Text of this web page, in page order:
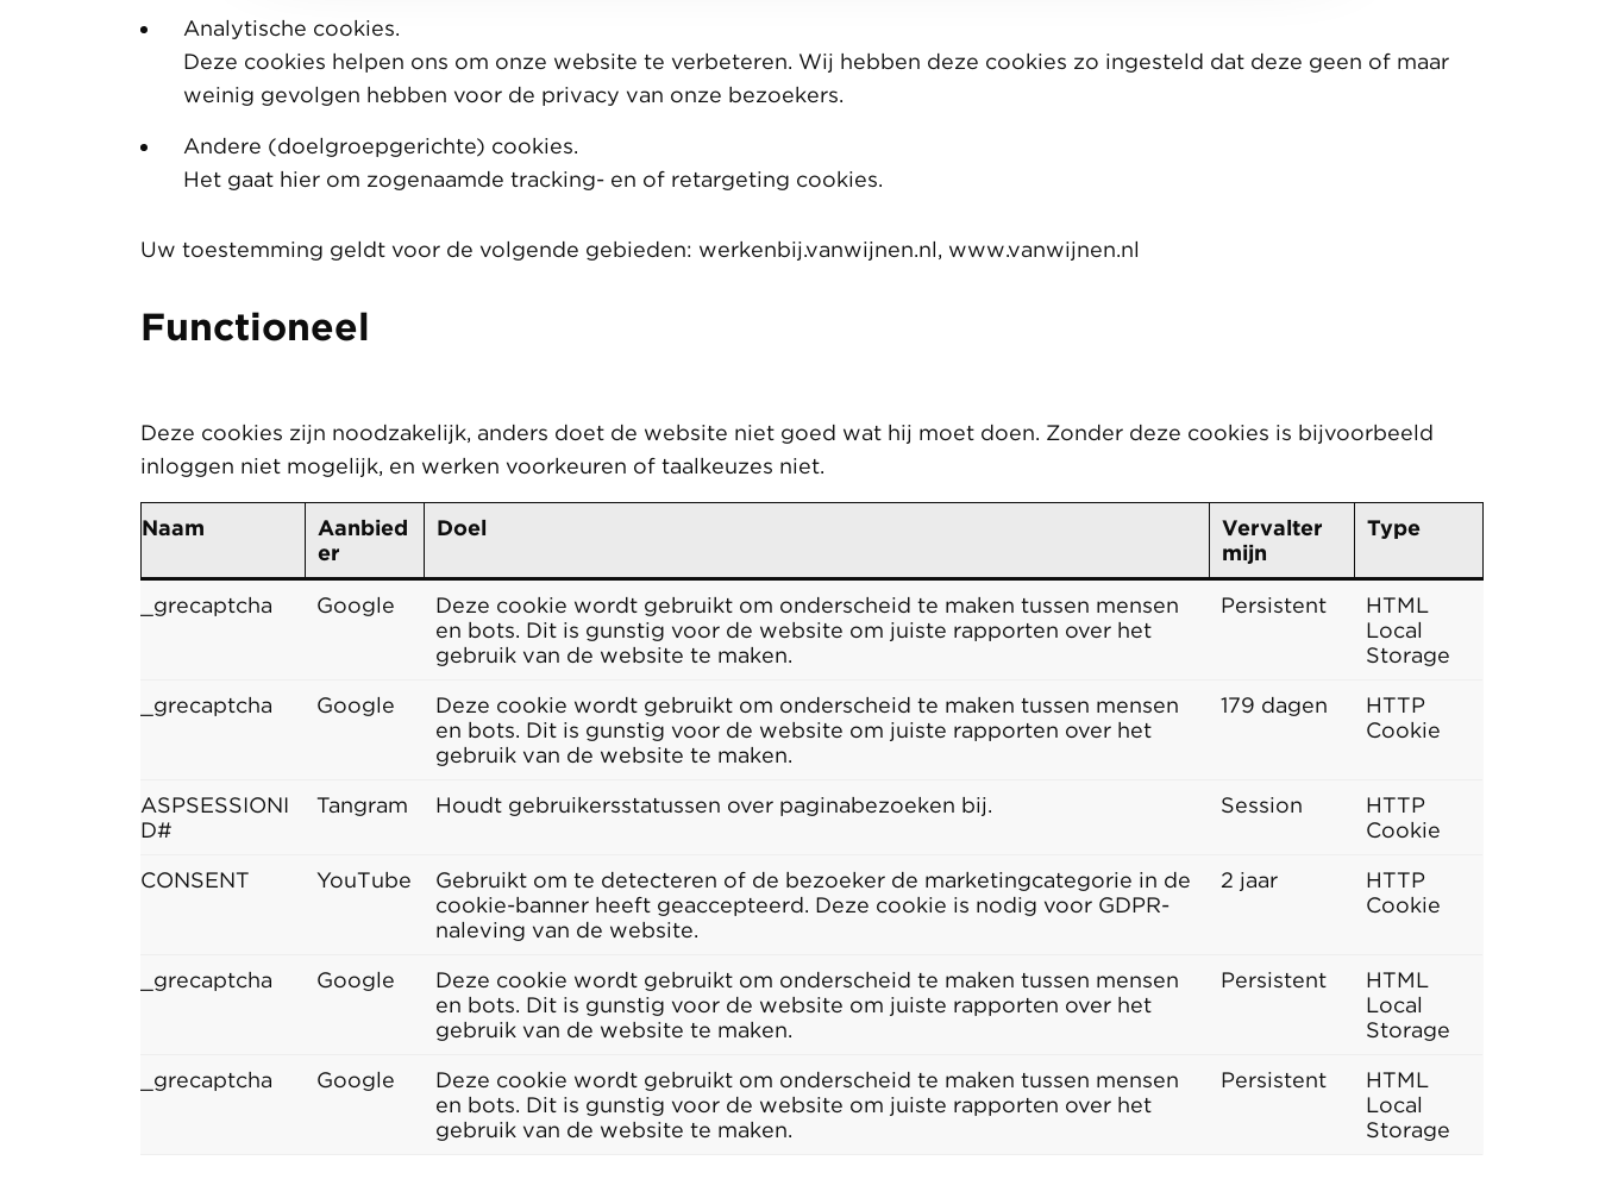
Analytische cookies.
Deze cookies helpen ons om onze website te verbeteren. Wij hebben deze cookies zo ingesteld dat deze geen of maar
weinig gevolgen hebben voor de privacy van onze bezoekers.
Andere (doelgroepgerichte) cookies.
Het gaat hier om zogenaamde tracking- en of retargeting cookies.
Uw toestemming geldt voor de volgende gebieden: werkenbij.vanwijnen.nl, www.vanwijnen.nl
Functioneel
Deze cookies zijn noodzakelijk, anders doet de website niet goed wat hij moet doen. Zonder deze cookies is bijvoorbeeld
inloggen niet mogelijk, en werken voorkeuren of taalkeuzes niet.
Naam
Aanbied
er
Doel
Vervalter
mijn
Type
_grecaptcha Google
Deze cookie wordt gebruikt om onderscheid te maken tussen mensen
en bots. Dit is gunstig voor de website om juiste rapporten over het
gebruik van de website te maken.
Persistent
HTML
Local
Storage
_grecaptcha
Google
Deze cookie wordt gebruikt om onderscheid te maken tussen mensen
en bots. Dit is gunstig voor de website om juiste rapporten over het
gebruik van de website te maken.
179 dagen
HTTP
Cookie
ASPSESSIONI
D#
Tangram Houdt gebruikersstatussen over paginabezoeken bij. Session
HTTP
Cookie
CONSENT
YouTube
Gebruikt om te detecteren of de bezoeker de marketingcategorie in de
cookie-banner heeft geaccepteerd. Deze cookie is nodig voor GDPR-
naleving van de website.
2 jaar
HTTP
Cookie
_grecaptcha Google
Deze cookie wordt gebruikt om onderscheid te maken tussen mensen
en bots. Dit is gunstig voor de website om juiste rapporten over het
gebruik van de website te maken.
Persistent
HTML
Local
Storage
_grecaptcha
Google
Deze cookie wordt gebruikt om onderscheid te maken tussen mensen
en bots. Dit is gunstig voor de website om juiste rapporten over het
gebruik van de website te maken.
Persistent
HTML
Local
Storage